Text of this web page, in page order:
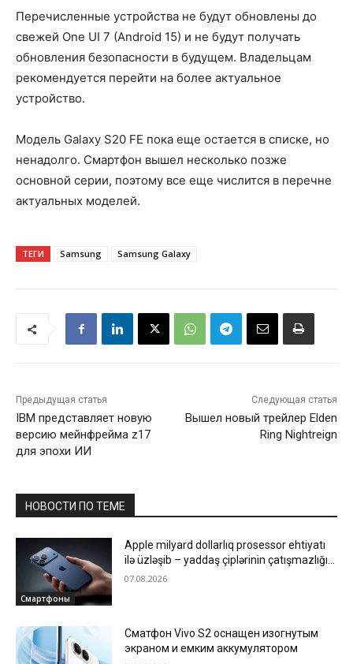
Перечисленные устройства не будут обновлены до
свежей One UI 7 (Android 15) и не будут получать
обновления безопасности в будущем. Владельцам
рекомендуется перейти на более актуальное
устройство.
Модель Galaxy S20 FE пока еще остается в списке, но
ненадолго. Смартфон вышел несколько позже
основной серии, поэтому все еще числится в перечне
актуальных моделей.
ТЕГИ Samsung Samsung Galaxy
Предыдущая статья
IBM представляет новую
версию мейнфрейма z17
для эпохи ИИ
Следующая статья
Вышел новый трейлер Elden
Ring Nightreign
НОВОСТИ ПО ТЕМЕ
Смартфоны
Apple milyard dollarlıq prosessor ehtiyatı
ilə üzləşib – yaddaş çiplərinin çatışmazlığı
istehsalı ləngidir
07.08.2026
Сматфон Vivo S2 оснащен изогнутым
экраном и емким аккумулятором